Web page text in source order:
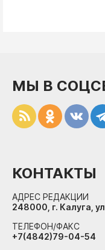
МЫ В
КОНТАКТЫ
АДРЕС РЕДАКЦИИ
248000, г. Калуга,
ТЕЛЕФОН/ФАКС
+7(4842)79-04-54